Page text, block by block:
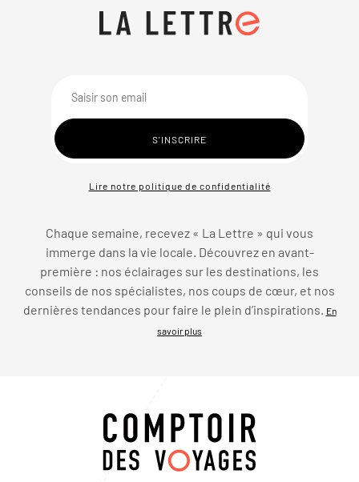
Lire notre politique de confidentialité
Chaque semaine, recevez « La Lettre » qui vous
immerge dans la vie locale. Découvrez en avant-
première : nos éclairages sur les destinations, les
conseils de nos spécialistes, nos coups de cœur, et nos
dernières tendances pour faire le plein d’inspirations. En
savoir plus